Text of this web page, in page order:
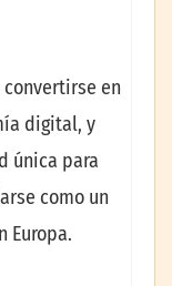
en
digital, y
única para
como un
Europa.